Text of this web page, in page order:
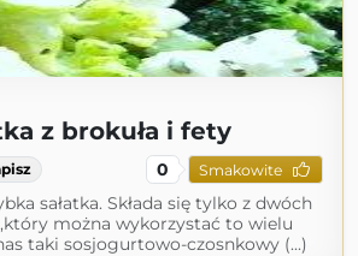
z brokuła i fety
0 Smakowite
sałatka. Składa się tylko z dwóch
można wykorzystać to wielu
taki sosjogurtowo-czosnkowy (...)